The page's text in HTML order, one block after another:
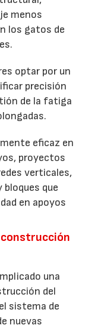
menos
los gatos de
optar por un
precisión
de la fatiga
eficaz en
proyectos
verticales,
bloques que
en apoyos
construcción
una
del
sistema de
nuevas